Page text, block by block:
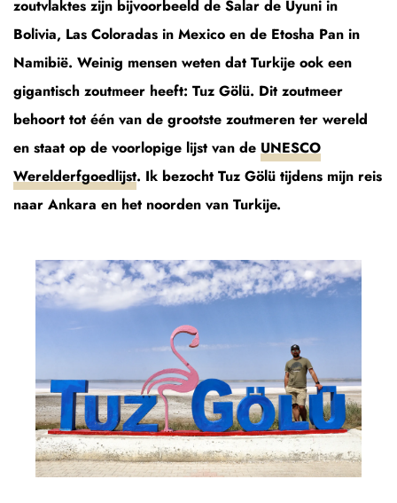
zoutvlaktes zijn bijvoorbeeld de Salar de Uyuni in
Bolivia, Las Coloradas in Mexico en de Etosha Pan in
Namibië. Weinig mensen weten dat Turkije ook een
gigantisch zoutmeer heeft: Tuz Gölü. Dit zoutmeer
behoort tot één van de grootste zoutmeren ter wereld
en staat op de voorlopige lijst van de UNESCO
Werelderfgoedlijst. Ik bezocht Tuz Gölü tijdens mijn reis
naar Ankara en het noorden van Turkije.